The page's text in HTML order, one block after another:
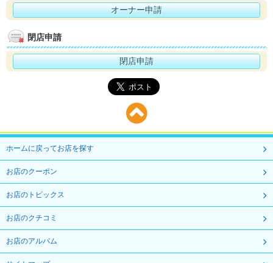
オーナー申請
閉店申請
閉店申請
ホームに戻ってお店を探す
お店のクーポン
お店のトピックス
お店のクチコミ
お店のアルバム